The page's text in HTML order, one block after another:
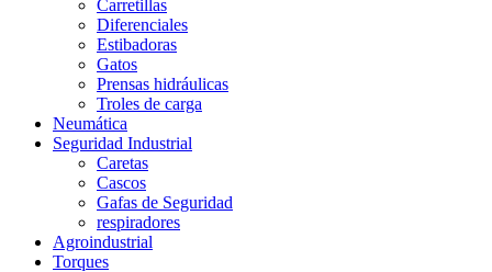
Carretillas
Diferenciales
Estibadoras
Gatos
Prensas hidráulicas
Troles de carga
Neumática
Seguridad Industrial
Caretas
Cascos
Gafas de Seguridad
respiradores
Agroindustrial
Torques